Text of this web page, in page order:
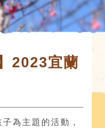
2023宜蘭
為主題的活動，